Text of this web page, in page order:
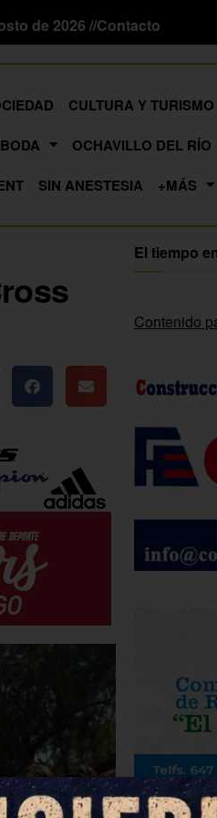
de 2026 //Contacto
CULTURA Y TURISMO
OCHAVILLO DEL RÍO
SIN ANESTESIA +MÁS
El tiempo
Contenido